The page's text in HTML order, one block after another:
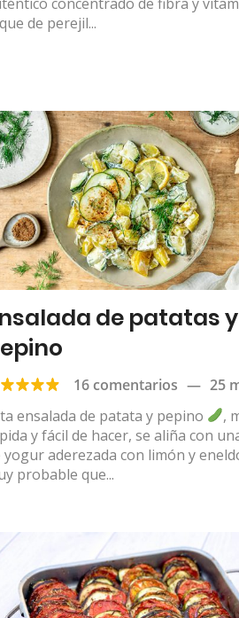
de perejil...
de patatas y
16 comentarios — 25
ensalada de patata y pepino
,
y fácil de hacer, se aliña con
yogur aderezada con limón y
probable que...